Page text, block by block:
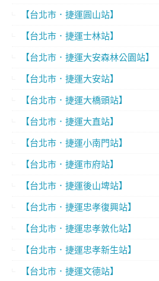
【台北市．捷運圓山站】
【台北市．捷運士林站】
【台北市．捷運大安森林公園站】
【台北市．捷運大安站】
【台北市．捷運大橋頭站】
【台北市．捷運大直站】
【台北市．捷運小南門站】
【台北市．捷運市府站】
【台北市．捷運後山埤站】
【台北市．捷運忠孝復興站】
【台北市．捷運忠孝敦化站】
【台北市．捷運忠孝新生站】
【台北市．捷運文德站】